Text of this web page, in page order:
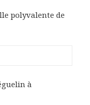
polyvalente de
à